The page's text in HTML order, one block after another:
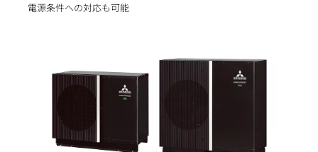
電源条件への対応も可能